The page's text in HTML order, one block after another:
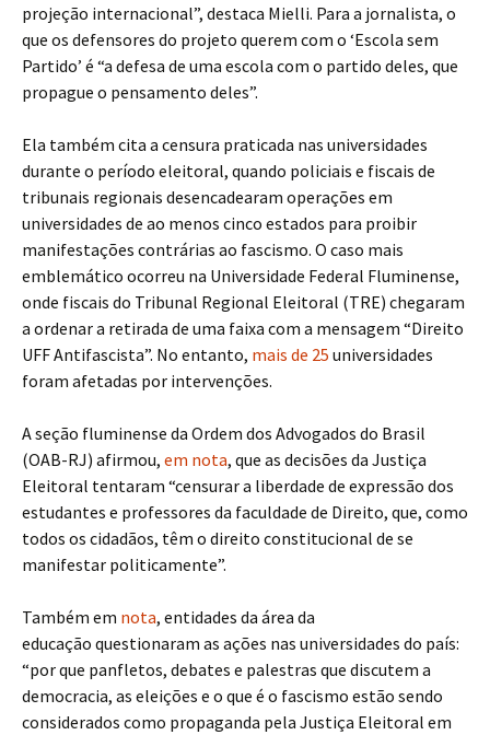
projeção internacional”, destaca Mielli. Para a jornalista, o
que os defensores do projeto querem com o ‘Escola sem
Partido’ é “a defesa de uma escola com o partido deles, que
propague o pensamento deles”.
Ela também cita a censura praticada nas universidades
durante o período eleitoral, quando policiais e fiscais de
tribunais regionais desencadearam operações em
universidades de ao menos cinco estados para proibir
manifestações contrárias ao fascismo. O caso mais
emblemático ocorreu na Universidade Federal Fluminense,
onde fiscais do Tribunal Regional Eleitoral (TRE) chegaram
a ordenar a retirada de uma faixa com a mensagem “Direito
UFF Antifascista”. No entanto, mais de 25 universidades
foram afetadas por intervenções.
A seção fluminense da Ordem dos Advogados do Brasil
(OAB-RJ) afirmou, em nota, que as decisões da Justiça
Eleitoral tentaram “censurar a liberdade de expressão dos
estudantes e professores da faculdade de Direito, que, como
todos os cidadãos, têm o direito constitucional de se
manifestar politicamente”.
Também em nota, entidades da área da
educação questionaram as ações nas universidades do país:
“por que panfletos, debates e palestras que discutem a
democracia, as eleições e o que é o fascismo estão sendo
considerados como propaganda pela Justiça Eleitoral em